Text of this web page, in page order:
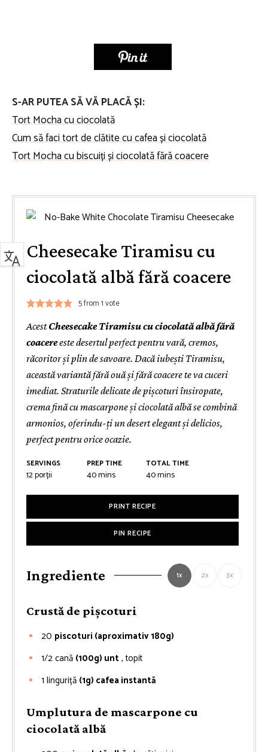
S-AR PUTEA SĂ VĂ PLACĂ ȘI:
Tort Mocha cu ciocolată
Cum să faci tort de clătite cu cafea și ciocolată
Tort Mocha cu biscuiți și ciocolată fără coacere
Cheesecake Tiramisu cu
ciocolată albă fără coacere
5from 1 vote
AcestCheesecake Tiramisu cu ciocolată albă fără
coacereeste desertul perfect pentru vară, cremos,
răcoritor și plin de savoare. Dacă iubești Tiramisu,
această variantă fără ouă și fără coacere te va cuceri
imediat. Straturile delicate de pișcoturi însiropate,
crema fină cu mascarpone și ciocolată albă se combină
armonios, oferindu-ți un desert elegant și delicios,
perfect pentru orice ocazie.
SERVINGS
12porții
PREP TIME
40minutes
mins
TOTAL TIME
40minutes
mins
PRINT RECIPE
PIN RECIPE
Ingrediente 1x 2x 3x
Crustă de pișcoturi
20 piscoturi (aproximativ 180g)
1/2cană (100g) unt, topit
1 linguriță (1g) cafea instantă
Umplutura de mascarpone cu
ciocolată albă